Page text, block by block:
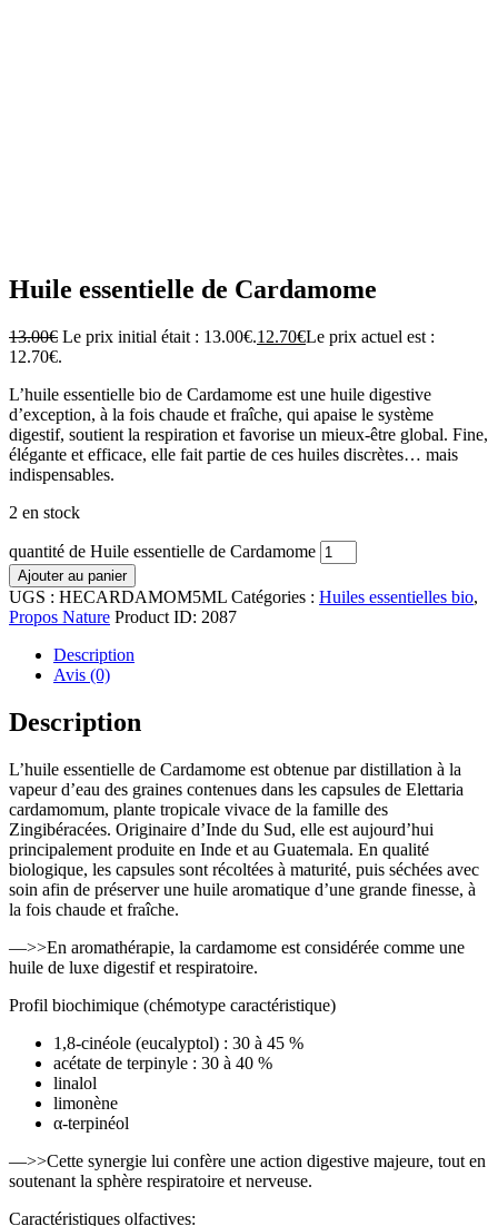
Huile essentielle de Cardamome
13.00€ Le prix initial était : 13.00€.12.70€Le prix actuel est :
12.70€.
L’huile essentielle bio de Cardamome est une huile digestive
d’exception, à la fois chaude et fraîche, qui apaise le système
digestif, soutient la respiration et favorise un mieux-être global. Fine,
élégante et efficace, elle fait partie de ces huiles discrètes… mais
indispensables.
2 en stock
quantité de Huile essentielle de Cardamome
Ajouter au panier
UGS : HECARDAMOM5ML Catégories : Huiles essentielles bio,
Propos Nature Product ID: 2087
Description
Avis (0)
Description
L’huile essentielle de Cardamome est obtenue par distillation à la
vapeur d’eau des graines contenues dans les capsules de Elettaria
cardamomum, plante tropicale vivace de la famille des
Zingibéracées. Originaire d’Inde du Sud, elle est aujourd’hui
principalement produite en Inde et au Guatemala. En qualité
biologique, les capsules sont récoltées à maturité, puis séchées avec
soin afin de préserver une huile aromatique d’une grande finesse, à
la fois chaude et fraîche.
—>>En aromathérapie, la cardamome est considérée comme une
huile de luxe digestif et respiratoire.
Profil biochimique (chémotype caractéristique)
1,8-cinéole (eucalyptol) : 30 à 45 %
acétate de terpinyle : 30 à 40 %
linalol
limonène
α-terpinéol
—>>Cette synergie lui confère une action digestive majeure, tout en
soutenant la sphère respiratoire et nerveuse.
Caractéristiques olfactives: